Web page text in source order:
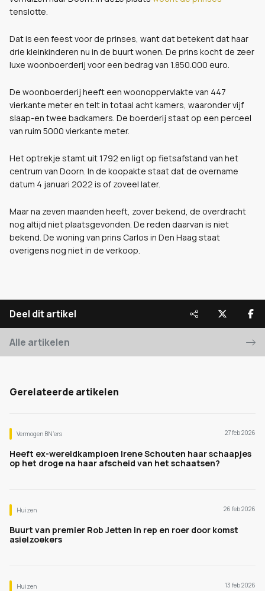
tenslotte.
Dat is een feest voor de prinses, want dat betekent dat haar
drie kleinkinderen nu in de buurt wonen. De prins kocht de zeer
luxe woonboerderij voor een bedrag van 1.850.000 euro.
De woonboerderij heeft een woonoppervlakte van 447
vierkante meter en telt in totaal acht kamers, waaronder vijf
slaap-en twee badkamers. De boerderij staat op een perceel
van ruim 5000 vierkante meter.
Het optrekje stamt uit 1792 en ligt op fietsafstand van het
centrum van Doorn. In de koopakte staat dat de overname
datum 4 januari 2022 is of zoveel later.
Maar na zeven maanden heeft, zover bekend, de overdracht
nog altijd niet plaatsgevonden. De reden daarvan is niet
bekend. De woning van prins Carlos in Den Haag staat
overigens nog niet in de verkoop.
Deel dit artikel
Alle artikelen
Gerelateerde artikelen
Vermogen BN’ers 27 feb 2026
Heeft ex-wereldkampioen Irene Schouten haar schaapjes
op het droge na haar afscheid van het schaatsen?
Huizen 26 feb 2026
Buurt van premier Rob Jetten in rep en roer door komst
asielzoekers
Huizen 13 feb 2026